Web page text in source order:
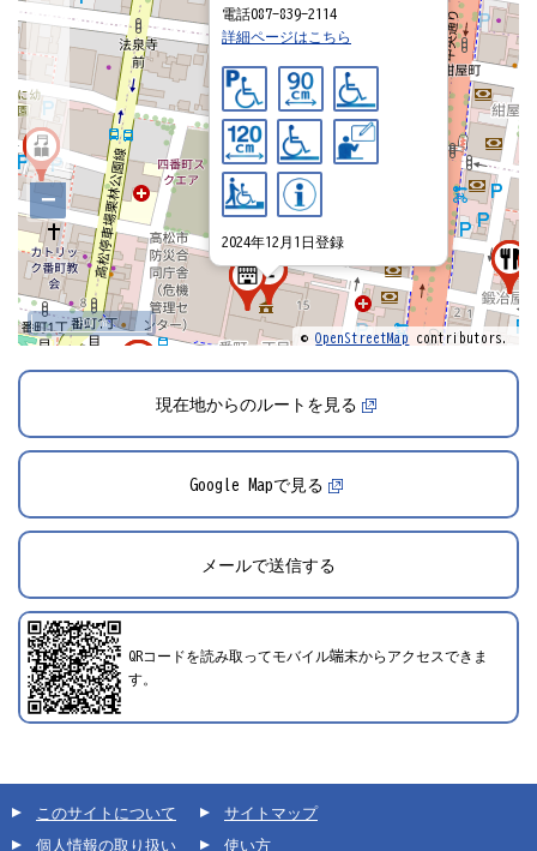
電話087-839-2114
詳細ページはこちら
2024年12月1日登録
−
©OpenStreetMap contributors.
100 m
現在地からのルートを見る
Google Mapで見る
メールで送信する
QRコードを読み取ってモバイル端末からアクセスできま
す。
このサイトについて
個人情報の取り扱い
サイトマップ
使い方